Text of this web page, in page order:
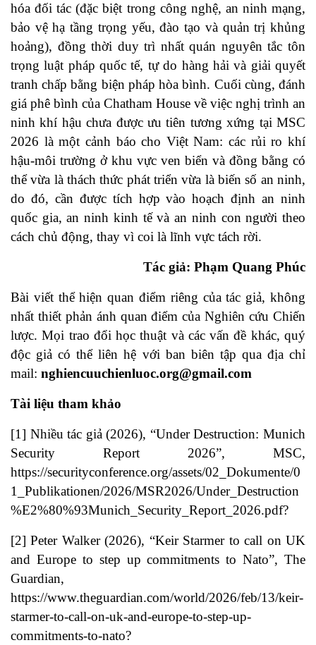
hóa đối tác (đặc biệt trong công nghệ, an ninh mạng,
bảo vệ hạ tầng trọng yếu, đào tạo và quản trị khủng
hoảng), đồng thời duy trì nhất quán nguyên tắc tôn
trọng luật pháp quốc tế, tự do hàng hải và giải quyết
tranh chấp bằng biện pháp hòa bình. Cuối cùng, đánh
giá phê bình của Chatham House về việc nghị trình an
ninh khí hậu chưa được ưu tiên tương xứng tại MSC
2026 là một cảnh báo cho Việt Nam: các rủi ro khí
hậu-môi trường ở khu vực ven biển và đồng bằng có
thể vừa là thách thức phát triển vừa là biến số an ninh,
do đó, cần được tích hợp vào hoạch định an ninh
quốc gia, an ninh kinh tế và an ninh con người theo
cách chủ động, thay vì coi là lĩnh vực tách rời.
Tác giả: Phạm Quang Phúc
Bài viết thể hiện quan điểm riêng của tác giả, không
nhất thiết phản ánh quan điểm của Nghiên cứu Chiến
lược. Mọi trao đổi học thuật và các vấn đề khác, quý
độc giả có thể liên hệ với ban biên tập qua địa chỉ
mail: nghiencuuchienluoc.org@gmail.com
Tài liệu tham khảo
[1] Nhiều tác giả (2026), “Under Destruction: Munich
Security Report 2026”, MSC,
https://securityconference.org/assets/02_Dokumente/0
1_Publikationen/2026/MSR2026/Under_Destruction
%E2%80%93Munich_Security_Report_2026.pdf?
[2] Peter Walker (2026), “Keir Starmer to call on UK
and Europe to step up commitments to Nato”, The
Guardian,
https://www.theguardian.com/world/2026/feb/13/keir-
starmer-to-call-on-uk-and-europe-to-step-up-
commitments-to-nato?